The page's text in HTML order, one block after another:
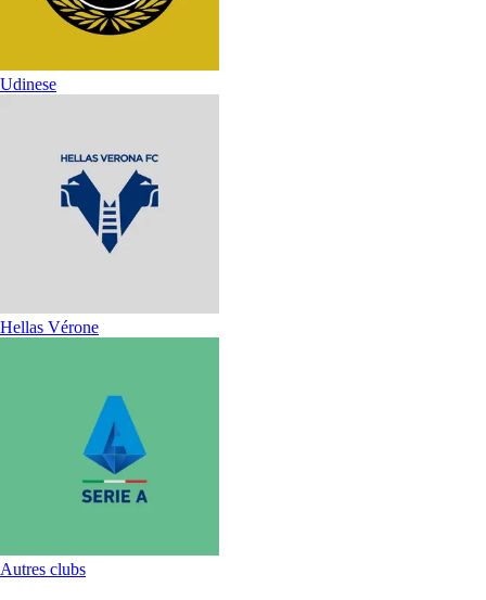
Udinese
Hellas Vérone
Autres clubs